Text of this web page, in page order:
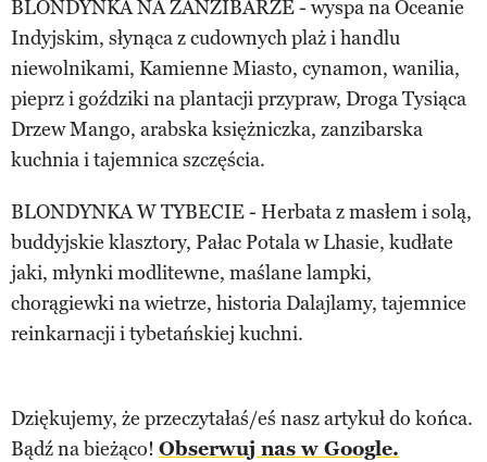
BLONDYNKA NA ZANZIBARZE - wyspa na Oceanie
Indyjskim, słynąca z cudownych plaż i handlu
niewolnikami, Kamienne Miasto, cynamon, wanilia,
pieprz i goździki na plantacji przypraw, Droga Tysiąca
Drzew Mango, arabska księżniczka, zanzibarska
kuchnia i tajemnica szczęścia.
BLONDYNKA W TYBECIE - Herbata z masłem i solą,
buddyjskie klasztory, Pałac Potala w Lhasie, kudłate
jaki, młynki modlitewne, maślane lampki,
chorągiewki na wietrze, historia Dalajlamy, tajemnice
reinkarnacji i tybetańskiej kuchni.
Dziękujemy, że przeczytałaś/eś nasz artykuł do końca.
Bądź na bieżąco! Obserwuj nas w Google.